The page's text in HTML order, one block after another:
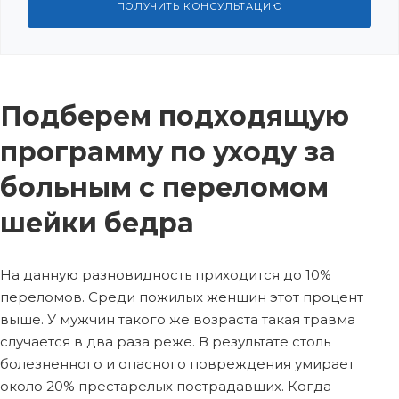
ПОЛУЧИТЬ КОНСУЛЬТАЦИЮ
Подберем подходящую
программу по уходу за
больным с переломом
шейки бедра
На данную разновидность приходится до 10%
переломов. Среди пожилых женщин этот процент
выше. У мужчин такого же возраста такая травма
случается в два раза реже. В результате столь
болезненного и опасного повреждения умирает
около 20% престарелых пострадавших. Когда